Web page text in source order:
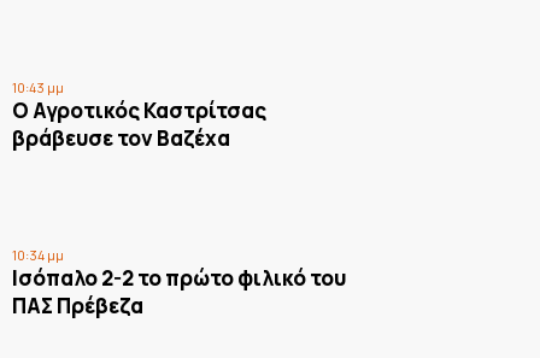
10:43 μμ
Ο Αγροτικός Καστρίτσας
βράβευσε τον Βαζέχα
10:34 μμ
Ισόπαλο 2-2 το πρώτο φιλικό του
ΠΑΣ Πρέβεζα